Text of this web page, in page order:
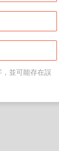
並可能存在誤